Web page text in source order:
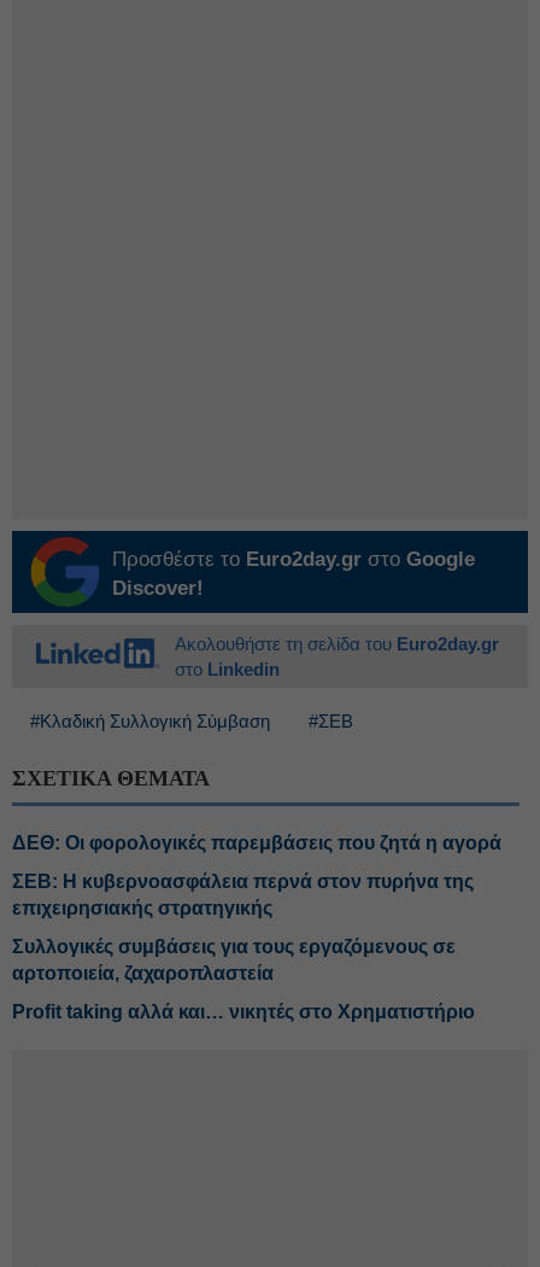
Προσθέστε το Euro2day.gr στο Google
Discover!
Ακολουθήστε τη σελίδα του Euro2day.gr
στο Linkedin
#Κλαδική Συλλογική Σύμβαση #ΣΕΒ
ΣΧΕΤΙΚΑ ΘΕΜΑΤΑ
ΔΕΘ: Οι φορολογικές παρεμβάσεις που ζητά η αγορά
ΣΕΒ: Η κυβερνοασφάλεια περνά στον πυρήνα της
επιχειρησιακής στρατηγικής
Συλλογικές συμβάσεις για τους εργαζόμενους σε
αρτοποιεία, ζαχαροπλαστεία
Profit taking αλλά και… νικητές στο Χρηματιστήριο